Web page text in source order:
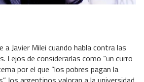
a Javier Milei cuando habla contra las
Lejos de considerarlas como “un curro
por el que “los pobres pagan la